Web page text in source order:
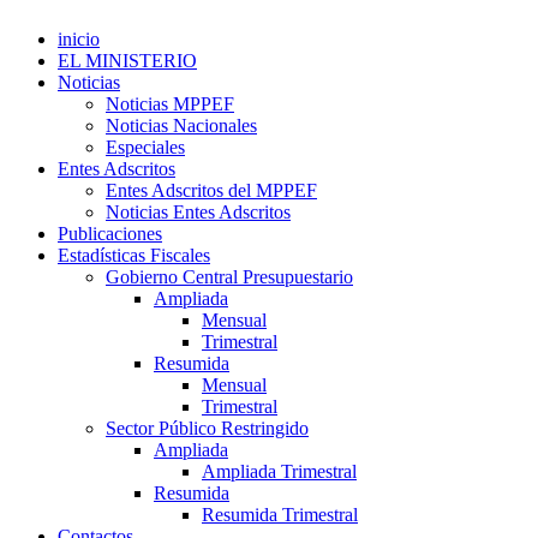
inicio
EL MINISTERIO
Noticias
Noticias MPPEF
Noticias Nacionales
Especiales
Entes Adscritos
Entes Adscritos del MPPEF
Noticias Entes Adscritos
Publicaciones
Estadísticas Fiscales
Gobierno Central Presupuestario
Ampliada
Mensual
Trimestral
Resumida
Mensual
Trimestral
Sector Público Restringido
Ampliada
Ampliada Trimestral
Resumida
Resumida Trimestral